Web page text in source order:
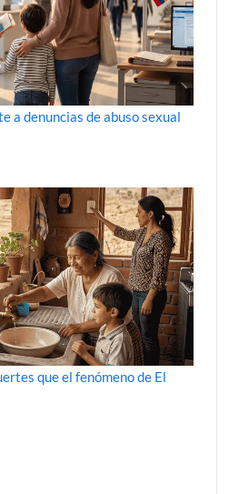
a denuncias de abuso sexual
que el fenómeno de El